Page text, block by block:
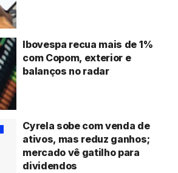
Ibovespa recua mais de 1%
com Copom, exterior e
balanços no radar
Cyrela sobe com venda de
ativos, mas reduz ganhos;
mercado vê gatilho para
dividendos